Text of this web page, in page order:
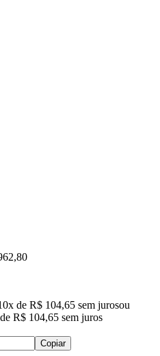
,80
de R$ 104,65 sem jurosou
R$ 104,65 sem juros
Copiar